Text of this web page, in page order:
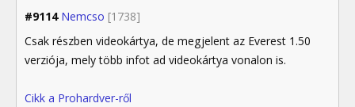
#9114 Nemcso [1738]
Csak részben videokártya, de megjelent az Everest 1.50
verziója, mely több infot ad videokártya vonalon is.
Cikk a Prohardver-ről